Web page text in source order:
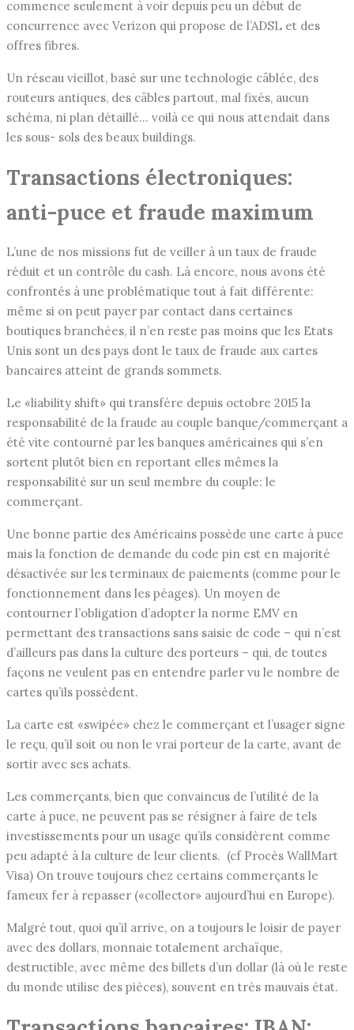
commence seulement à voir depuis peu un début de
concurrence avec Verizon qui propose de l’ADSL et des
offres fibres.
Un réseau vieillot, basé sur une technologie câblée, des
routeurs antiques, des câbles partout, mal fixés, aucun
schéma, ni plan détaillé… voilà ce qui nous attendait dans
les sous- sols des beaux buildings.
Transactions électroniques:
anti-puce et fraude maximum
L’une de nos missions fut de veiller à un taux de fraude
réduit et un contrôle du cash. Là encore, nous avons été
confrontés à une problématique tout à fait différente:
même si on peut payer par contact dans certaines
boutiques branchées, il n’en reste pas moins que les Etats
Unis sont un des pays dont le taux de fraude aux cartes
bancaires atteint de grands sommets.
Le «liability shift» qui transfère depuis octobre 2015 la
responsabilité de la fraude au couple banque/commerçant a
été vite contourné par les banques américaines qui s’en
sortent plutôt bien en reportant elles mêmes la
responsabilité sur un seul membre du couple: le
commerçant.
Une bonne partie des Américains possède une carte à puce
mais la fonction de demande du code pin est en majorité
désactivée sur les terminaux de paiements (comme pour le
fonctionnement dans les péages). Un moyen de
contourner l’obligation d’adopter la norme EMV en
permettant des transactions sans saisie de code – qui n’est
d’ailleurs pas dans la culture des porteurs – qui, de toutes
façons ne veulent pas en entendre parler vu le nombre de
cartes qu’ils possèdent.
La carte est «swipée» chez le commerçant et l’usager signe
le reçu, qu’il soit ou non le vrai porteur de la carte, avant de
sortir avec ses achats.
Les commerçants, bien que convaincus de l’utilité de la
carte à puce, ne peuvent pas se résigner à faire de tels
investissements pour un usage qu’ils considèrent comme
peu adapté à la culture de leur clients. (cf Procès WallMart
Visa) On trouve toujours chez certains commerçants le
fameux fer à repasser («collector» aujourd’hui en Europe).
Malgré tout, quoi qu’il arrive, on a toujours le loisir de payer
avec des dollars, monnaie totalement archaïque,
destructible, avec même des billets d’un dollar (là où le reste
du monde utilise des pièces), souvent en très mauvais état.